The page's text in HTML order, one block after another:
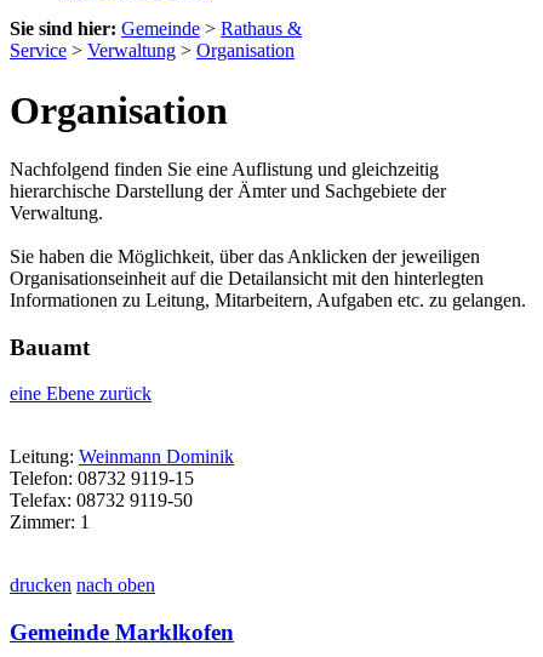
Sie sind hier: Gemeinde > Rathaus &
Service > Verwaltung > Organisation
Organisation
Nachfolgend finden Sie eine Auflistung und gleichzeitig
hierarchische Darstellung der Ämter und Sachgebiete der
Verwaltung.
Sie haben die Möglichkeit, über das Anklicken der jeweiligen
Organisationseinheit auf die Detailansicht mit den hinterlegten
Informationen zu Leitung, Mitarbeitern, Aufgaben etc. zu gelangen.
Bauamt
eine Ebene zurück
Leitung: Weinmann Dominik
Telefon: 08732 9119-15
Telefax: 08732 9119-50
Zimmer: 1
drucken nach oben
Gemeinde Marklkofen